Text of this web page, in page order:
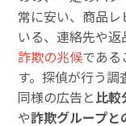
常に安い、商品
いる、連絡先や
詐欺の兆候である
す。探偵が行う
同様の広告と比較
や詐欺グループと